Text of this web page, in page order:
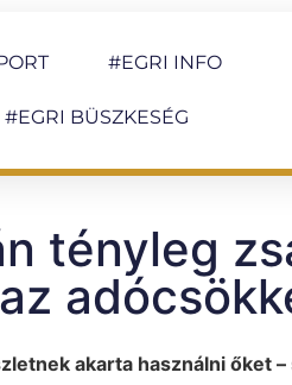
#EGRI INFO
#EGRI BÜSZKESÉG
tényleg
akarta használni őket –